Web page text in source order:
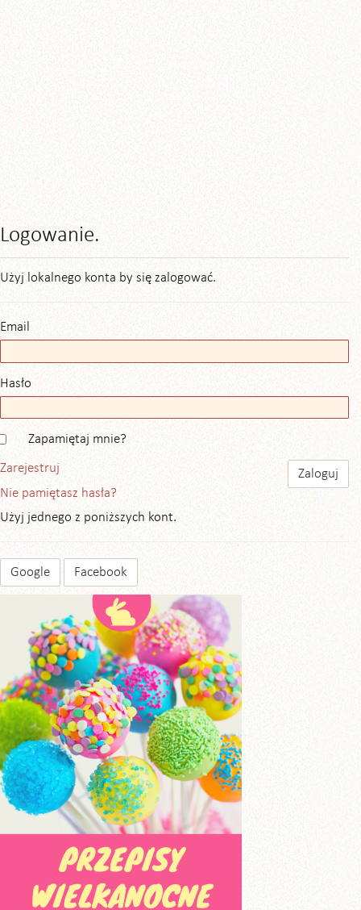
Logowanie.
Użyj lokalnego konta by się zalogować.
Email
Hasło
Zapamiętaj mnie?
Zarejestruj
Nie pamiętasz hasła?
Użyj jednego z poniższych kont.
Google Facebook